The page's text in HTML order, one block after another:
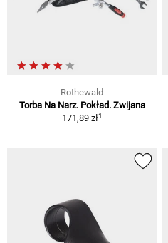
Rothewald
Torba Na Narz. Pokład. Zwijana
171,89 zł1